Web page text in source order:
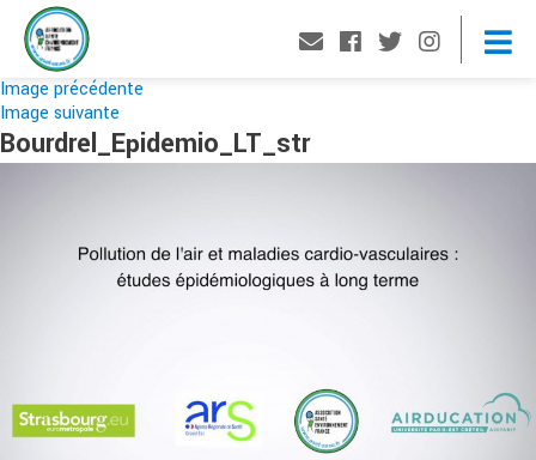
Image précédente
Image suivante
Bourdrel_Epidemio_LT_str